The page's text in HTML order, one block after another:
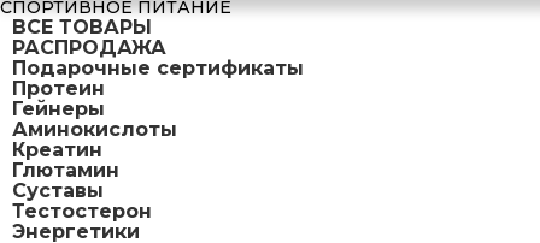
СПОРТИВНОЕ ПИТАНИЕ
ВСЕ ТОВАРЫ
РАСПРОДАЖА
Подарочные сертификаты
Протеин
Гейнеры
Аминокислоты
Креатин
Глютамин
Суставы
Тестостерон
Энергетики